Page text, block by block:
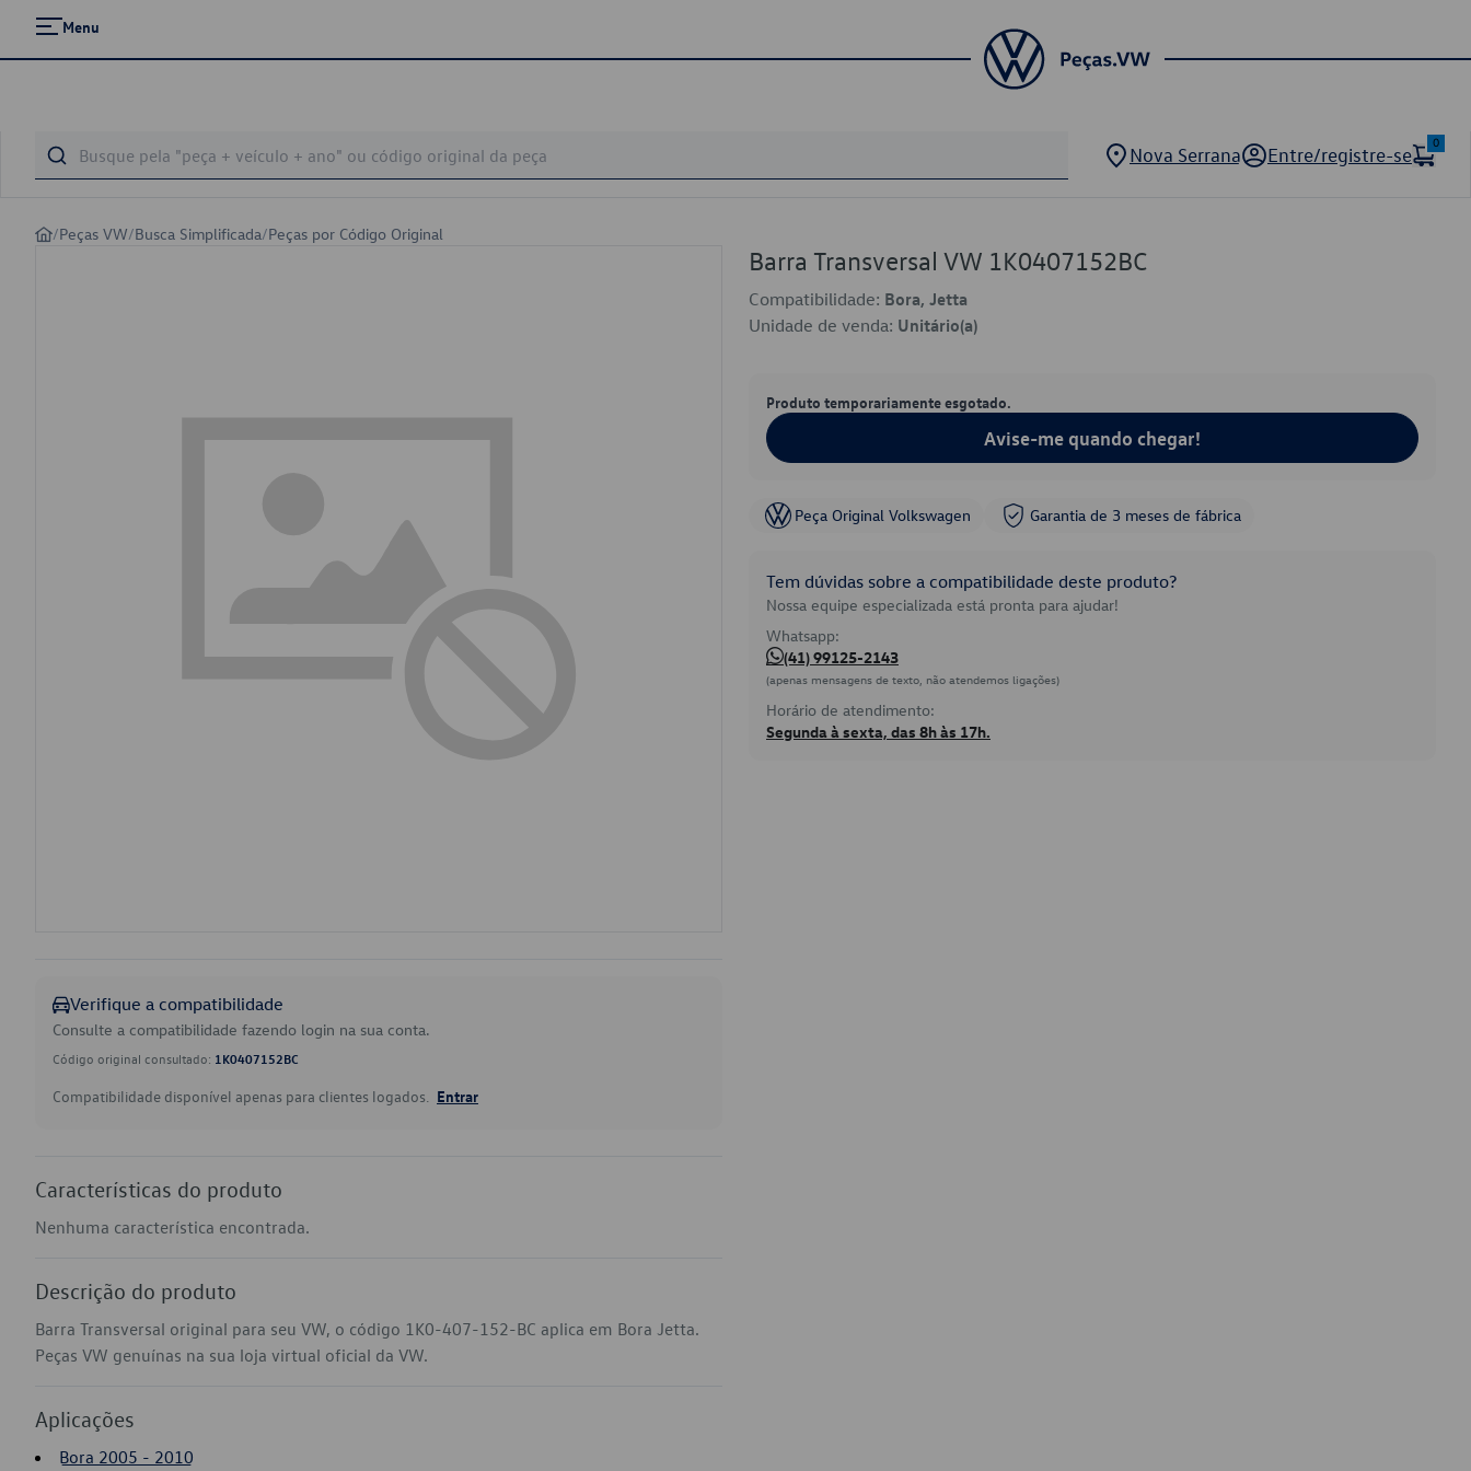
Menu
Nova Serrana Entre/registre-se
0
/Peças VW/Busca Simplificada/Peças por Código Original
Verifique a compatibilidade
Consulte a compatibilidade fazendo login na sua conta.
Código original consultado: 1K0407152BC
Compatibilidade disponível apenas para clientes logados. Entrar
Características do produto
Nenhuma característica encontrada.
Descrição do produto
Barra Transversal original para seu VW, o código 1K0-407-152-BC aplica em Bora Jetta.
Peças VW genuínas na sua loja virtual oficial da VW.
Aplicações
Bora 2005 - 2010
Barra Transversal VW 1K0407152BC
Compatibilidade: Bora, Jetta
Unidade de venda: Unitário(a)
Produto temporariamente esgotado.
Avise-me quando chegar!
Peça Original Volkswagen Garantia de 3 meses de fábrica
Tem dúvidas sobre a compatibilidade deste produto?
Nossa equipe especializada está pronta para ajudar!
Whatsapp:
(41) 99125-2143
(apenas mensagens de texto, não atendemos ligações)
Horário de atendimento:
Segunda à sexta, das 8h às 17h.